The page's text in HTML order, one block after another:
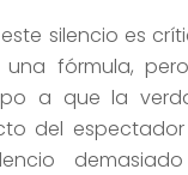
silencio es
fórmula,
a que la
del